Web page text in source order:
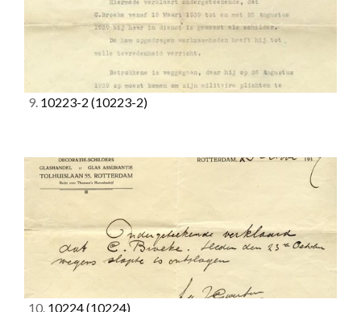
9. 10223-2 (10223-2)
10. 10224(10224)